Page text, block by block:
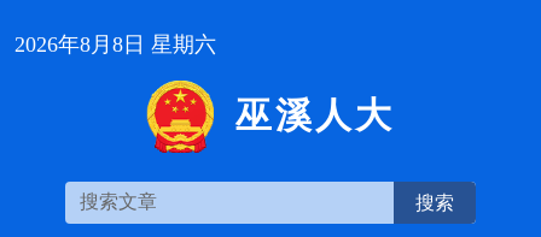
2026年8月8日 星期六
巫溪人大
搜索